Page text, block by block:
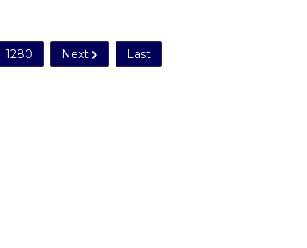
1280 Next Last